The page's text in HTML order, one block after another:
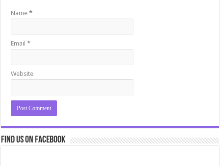
Name*
Email*
Website
Find us on Facebook